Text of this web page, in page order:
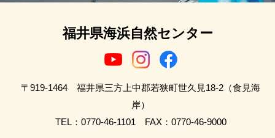
福井県海浜自然センター
〒919-1464 福井県三方上中郡若狭町世久見18-2（食見海
岸）
TEL：0770-46-1101 FAX：0770-46-9000